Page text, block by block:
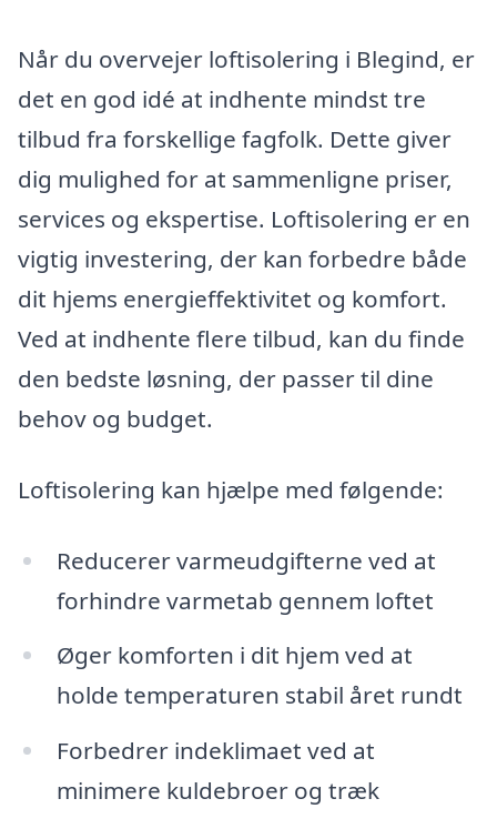
Når du overvejer loftisolering i Blegind, er
det en god idé at indhente mindst tre
tilbud fra forskellige fagfolk. Dette giver
dig mulighed for at sammenligne priser,
services og ekspertise. Loftisolering er en
vigtig investering, der kan forbedre både
dit hjems energieffektivitet og komfort.
Ved at indhente flere tilbud, kan du finde
den bedste løsning, der passer til dine
behov og budget.
Loftisolering kan hjælpe med følgende:
Reducerer varmeudgifterne ved at
forhindre varmetab gennem loftet
Øger komforten i dit hjem ved at
holde temperaturen stabil året rundt
Forbedrer indeklimaet ved at
minimere kuldebroer og træk